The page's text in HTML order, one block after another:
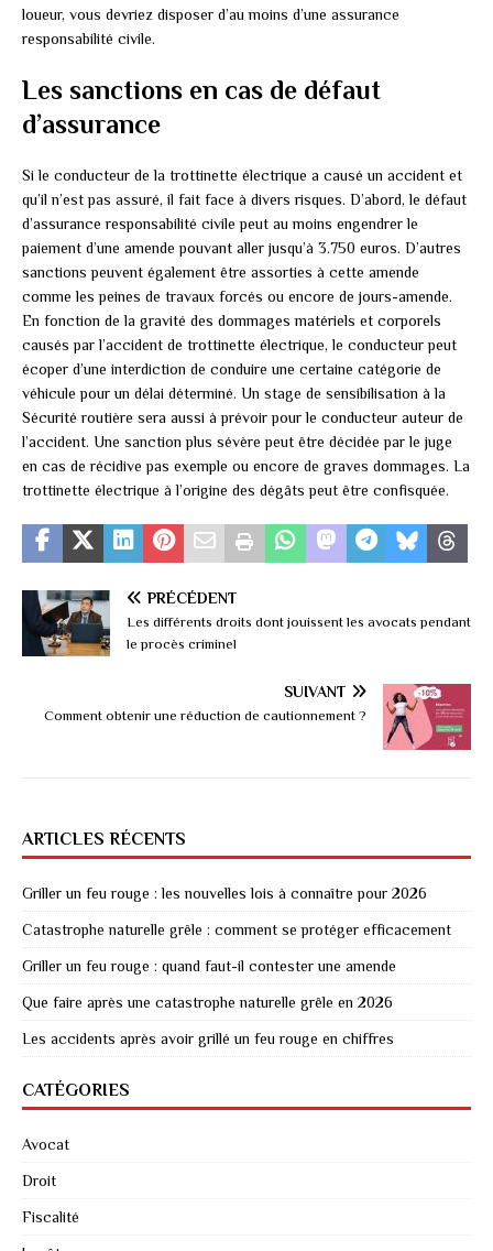
loueur, vous devriez disposer d’au moins d’une assurance
responsabilité civile.
Les sanctions en cas de défaut
d’assurance
Si le conducteur de la trottinette électrique a causé un accident et
qu’il n’est pas assuré, il fait face à divers risques. D’abord, le défaut
d’assurance responsabilité civile peut au moins engendrer le
paiement d’une amende pouvant aller jusqu’à 3.750 euros. D’autres
sanctions peuvent également être assorties à cette amende
comme les peines de travaux forcés ou encore de jours-amende.
En fonction de la gravité des dommages matériels et corporels
causés par l’accident de trottinette électrique, le conducteur peut
écoper d’une interdiction de conduire une certaine catégorie de
véhicule pour un délai déterminé. Un stage de sensibilisation à la
Sécurité routière sera aussi à prévoir pour le conducteur auteur de
l’accident. Une sanction plus sévère peut être décidée par le juge
en cas de récidive pas exemple ou encore de graves dommages. La
trottinette électrique à l’origine des dégâts peut être confisquée.
PRÉCÉDENT
Les différents droits dont jouissent les avocats pendant
le procès criminel
SUIVANT
Comment obtenir une réduction de cautionnement ?
ARTICLES RÉCENTS
Griller un feu rouge : les nouvelles lois à connaître pour 2026
Catastrophe naturelle grêle : comment se protéger efficacement
Griller un feu rouge : quand faut-il contester une amende
Que faire après une catastrophe naturelle grêle en 2026
Les accidents après avoir grillé un feu rouge en chiffres
CATÉGORIES
Avocat
Droit
Fiscalité